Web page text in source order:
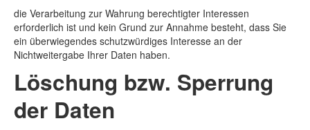
die Verarbeitung zur Wahrung berechtigter Interessen
erforderlich ist und kein Grund zur Annahme besteht, dass Sie
ein überwiegendes schutzwürdiges Interesse an der
Nichtweitergabe Ihrer Daten haben.
Löschung bzw. Sperrung
der Daten